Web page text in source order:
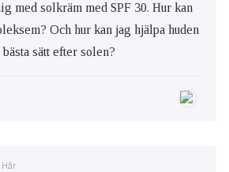
med solkräm med SPF 30. Hur kan
Och hur kan jag hjälpa huden
sätt efter solen?
Hår